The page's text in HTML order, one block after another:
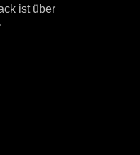
ist über